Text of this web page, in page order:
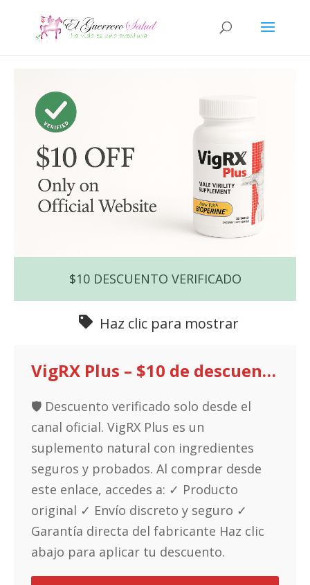
$10 DESCUENTO VERIFICADO
Haz clic para mostrar
VigRX Plus – $10 de descuento desde la web oficial
🛡️ Descuento verificado solo desde el
canal oficial. VigRX Plus es un
suplemento natural con ingredientes
seguros y probados. Al comprar desde
este enlace, accedes a: ✓ Producto
original ✓ Envío discreto y seguro ✓
Garantía directa del fabricante Haz clic
abajo para aplicar tu descuento.